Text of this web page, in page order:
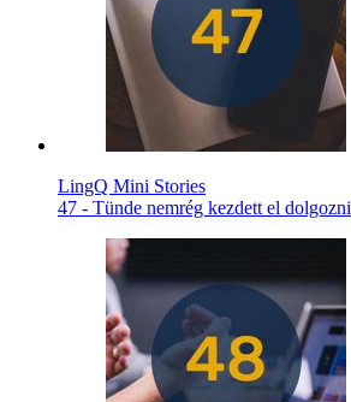
LingQ Mini Stories
47 - Tünde nemrég kezdett el dolgozni